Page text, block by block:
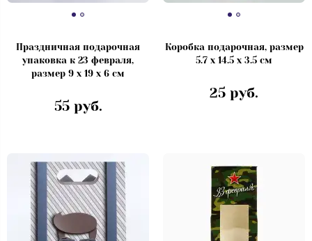
Праздничная подарочная
упаковка к 23 февраля,
размер 9 х 19 х 6 см
55 руб.
Коробка подарочная, размер
5.7 х 14.5 х 3.5 см
25 руб.